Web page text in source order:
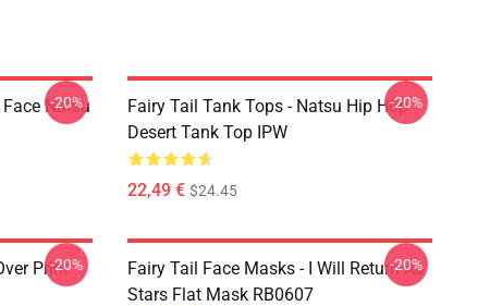
Natsu
-20%
Fairy Tail Tank Tops - Natsu Hip Hop
Desert Tank Top IPW
22,49 € $24.45
-20%
Print-20%
Fairy Tail Face Masks - I Will Return As
Stars Flat Mask RB0607
-20%